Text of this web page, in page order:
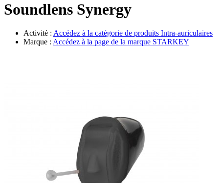
Soundlens Synergy
Activité : Accédez à la catégorie de produits Intra-auriculaires
Marque : Accédez à la page de la marque STARKEY